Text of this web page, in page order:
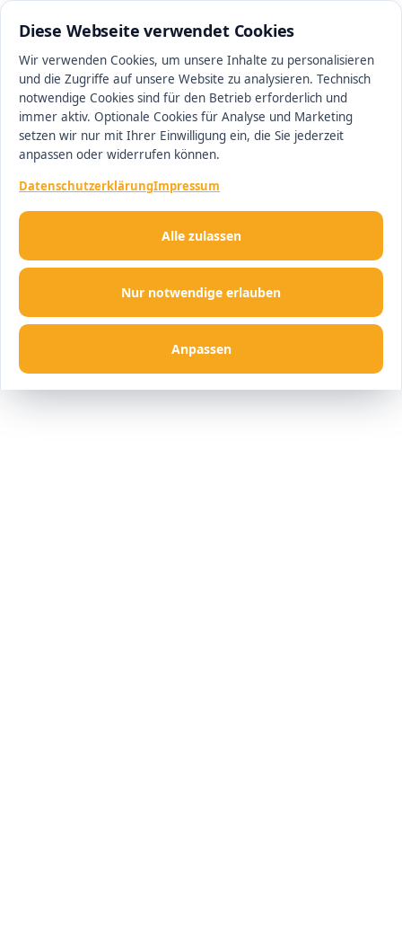
Diese Webseite verwendet Cookies
Wir verwenden Cookies, um unsere Inhalte zu personalisieren
und die Zugriffe auf unsere Website zu analysieren. Technisch
notwendige Cookies sind für den Betrieb erforderlich und
immer aktiv. Optionale Cookies für Analyse und Marketing
setzen wir nur mit Ihrer Einwilligung ein, die Sie jederzeit
anpassen oder widerrufen können.
DatenschutzerklärungImpressum
Nur notwendige erlauben
Anpassen
Alle zulassen